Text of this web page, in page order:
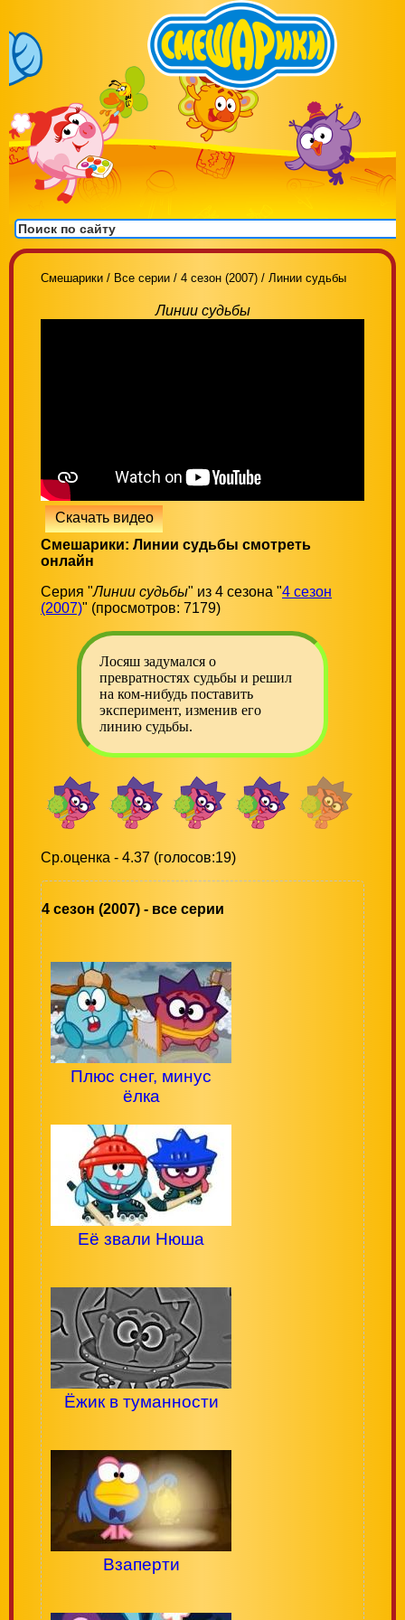
Смешарики / Все серии / 4 сезон (2007) / Линии судьбы
Линии судьбы
Скачать видео
Смешарики: Линии судьбы смотреть
онлайн
Серия "Линии судьбы" из 4 сезона "4 сезон
(2007)" (просмотров: 7179)
Лосяш задумался о
превратностях судьбы и решил
на ком-нибудь поставить
эксперимент, изменив его
линию судьбы.
Ср.оценка - 4.37 (голосов:19)
4 сезон (2007) - все серии
Плюс снег, минус
ёлка
Её звали Нюша
Ёжик в туманности
Взаперти